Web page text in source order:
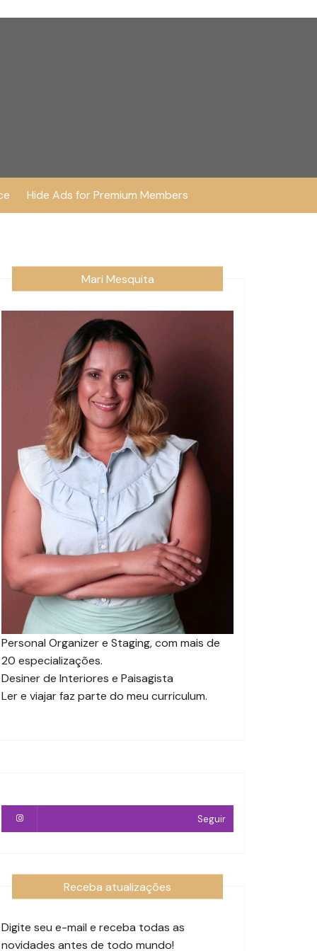
Hide Ads for Premium Members
Mari Mesquita
Personal Organizer e Staging, com mais de
20 especializações.
Desiner de Interiores e Paisagista
Ler e viajar faz parte do meu curriculum.
Seguir
Receba atualizações
Digite seu e-mail e receba todas as
novidades antes de todo mundo!